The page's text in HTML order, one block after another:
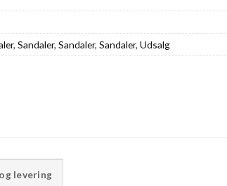
, Sandaler, Sandaler, Sandaler, Udsalg
levering